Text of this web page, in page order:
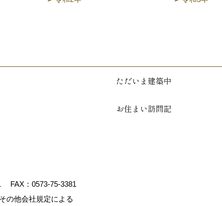
ただいま建築中
お住まい訪問記
FAX：0573-75-3381
の他会社規定による